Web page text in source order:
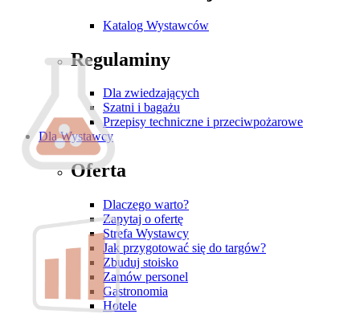
Katalog Wystawców
Regulaminy
Dla zwiedzających
Szatni i bagażu
Przepisy techniczne i przeciwpożarowe
Dla Wystawcy
Oferta
Dlaczego warto?
Zapytaj o ofertę
Strefa Wystawcy
Jak przygotować się do targów?
Zbuduj stoisko
Zamów personel
Gastronomia
Hotele